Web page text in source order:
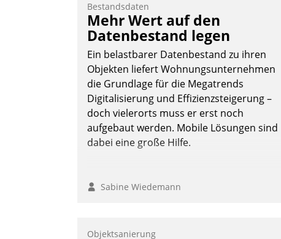
Bestandsdaten
Mehr Wert auf den
Datenbestand legen
Ein belastbarer Datenbestand zu ihren
Objekten liefert Wohnungsunternehmen
die Grundlage für die Megatrends
Digitalisierung und Effizienzsteigerung –
doch vielerorts muss er erst noch
aufgebaut werden. Mobile Lösungen sind
dabei eine große Hilfe.
Sabine Wiedemann
Objektsanierung